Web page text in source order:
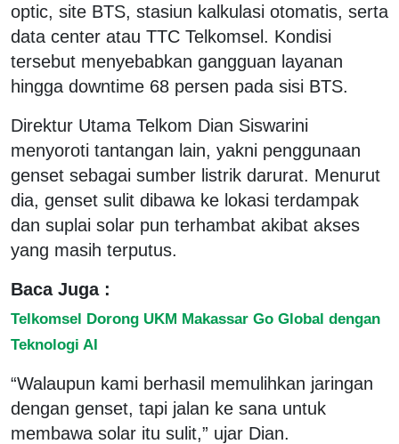
optic, site BTS, stasiun kalkulasi otomatis, serta
data center atau TTC Telkomsel. Kondisi
tersebut menyebabkan gangguan layanan
hingga downtime 68 persen pada sisi BTS.
Direktur Utama Telkom Dian Siswarini
menyoroti tantangan lain, yakni penggunaan
genset sebagai sumber listrik darurat. Menurut
dia, genset sulit dibawa ke lokasi terdampak
dan suplai solar pun terhambat akibat akses
yang masih terputus.
Baca Juga :
Telkomsel Dorong UKM Makassar Go Global dengan
Teknologi AI
“Walaupun kami berhasil memulihkan jaringan
dengan genset, tapi jalan ke sana untuk
membawa solar itu sulit,” ujar Dian.